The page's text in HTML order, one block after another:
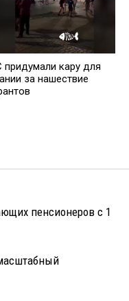
придумали кару для
за нашествие
пенсионеров с 1